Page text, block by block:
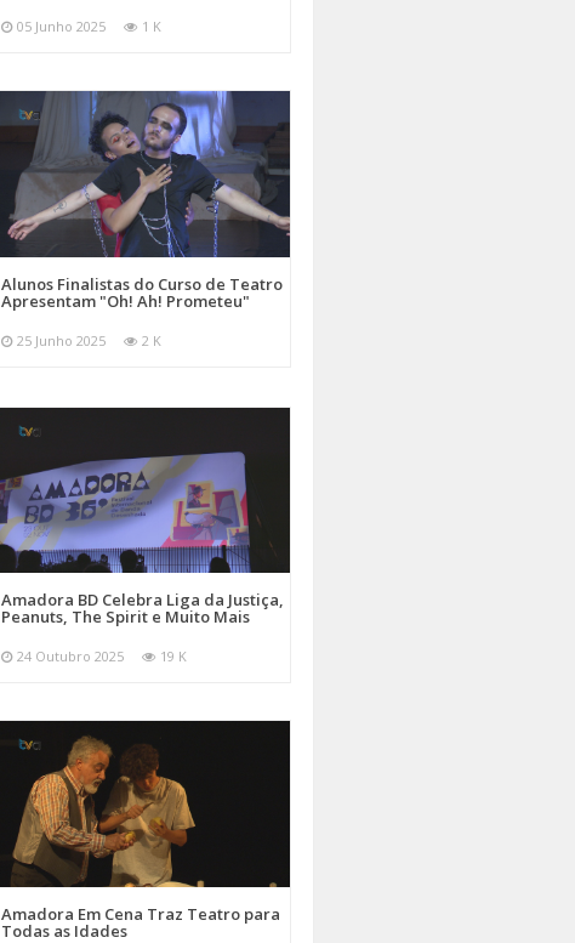
05 Junho 2025 1 K
Alunos Finalistas do Curso de Teatro
Apresentam "Oh! Ah! Prometeu"
25 Junho 2025 2 K
Amadora BD Celebra Liga da Justiça,
Peanuts, The Spirit e Muito Mais
24 Outubro 2025 19 K
Amadora Em Cena Traz Teatro para
Todas as Idades